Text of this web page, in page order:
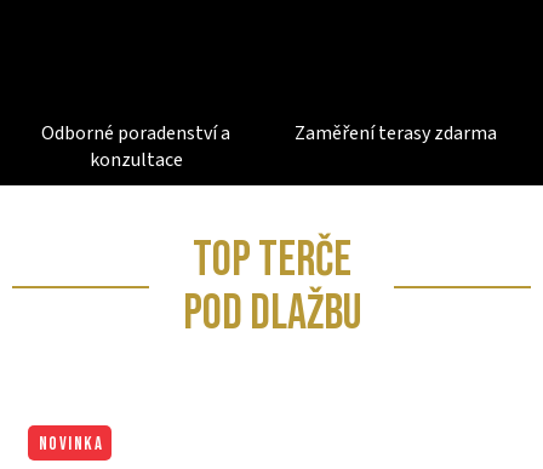
Odborné poradenství a
konzultace
Zaměření terasy zdarma
TOP TERČE
POD DLAŽBU
NOVINKA